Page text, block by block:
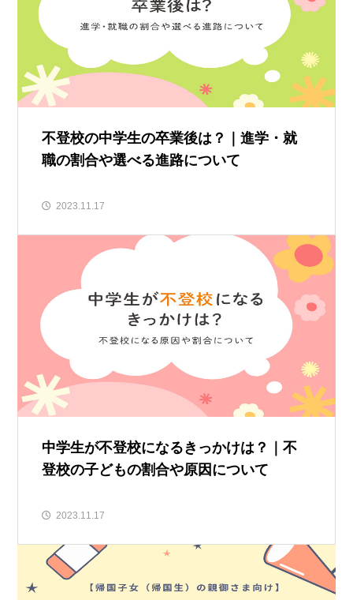
不登校の中学生の卒業後は？｜進学・就
職の割合や選べる進路について
2023.11.17
中学生が不登校になるきっかけは？｜不
登校の子どもの割合や原因について
2023.11.17